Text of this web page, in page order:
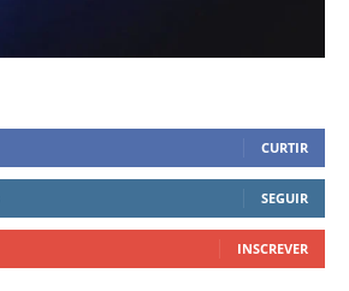
CURTIR
SEGUIR
INSCREVER